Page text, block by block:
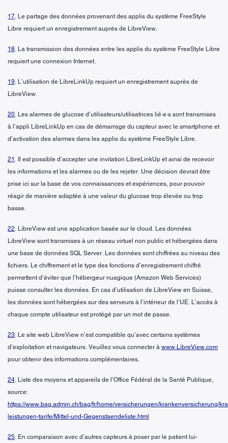
17. Le partage des données provenant des applis du système FreeStyle
Libre requiert un enregistrement auprès de LibreView.
18. La transmission des données entre les applis du système FreeStyle Libre
requiert une connexion Internet.
19. L’utilisation de LibreLinkUp requiert un enregistrement auprès de
LibreView.
20. Les alarmes de glucose d’utilisateurs/utilisatrices lié·e·s sont transmises
à l’appli LibreLinkUp en cas de démarrage du capteur avec le smartphone et
d’activation des alarmes dans les applis du système FreeStyle Libre.
21 . Il est possible d’accepter une invitation LibreLinkUp et ainsi de recevoir
les informations et les alarmes ou de les rejeter. Une décision devrait être
prise ici sur la base de vos connaissances et expériences, pour pouvoir
réagir de manière adaptée à une valeur du glucose trop élevée ou trop
basse.
22. LibreView est une application basée sur le cloud. Les données
LibreView sont transmises à un réseau virtuel non public et hébergées dans
une base de données SQL Server. Les données sont chiffrées au niveau des
fichiers. Le chiffrement et le type des fonctions d’enregistrement chiffré
permettent d’éviter que l’hébergeur nuagique (Amazon Web Services)
puisse consulter les données. En cas d’utilisation de LibreView en Suisse,
les données sont hébergées sur des serveurs à l’intérieur de l’UE. L’accès à
chaque compte utilisateur est protégé par un mot de passe.
23. Le site web LibreView n’est compatible qu’avec certains systèmes
d’exploitation et navigateurs. Veuillez vous connecter à www.LibreView.com
pour obtenir des informations complémentaires.
24. Liste des moyens et appareils de l’Office Fédéral de la Santé Publique,
source:
https://www.bag.admin.ch/bag/fr/home/versicherungen/krankenversicherung/
leistungen-tarife/Mittel-und-Gegenstaendeliste.html
25. En comparaison avec d’autres capteurs à poser par le patient lui-